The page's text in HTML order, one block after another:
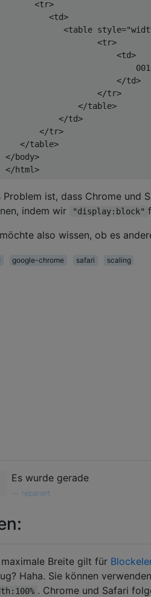
<tr>
<td>
<table style=
<tr>
<td>
001
</td>
</tr>
</table>
</td>
</tr>
</table>
</body>
</html>
Problem ist, dass Chrome und
indem wir
"display:block"
also wissen, ob es
google-chrome safari scaling
Es wurde gerade
repariert
Breite gilt für
Haha. Sie können verwenden
. Chrome und Safari